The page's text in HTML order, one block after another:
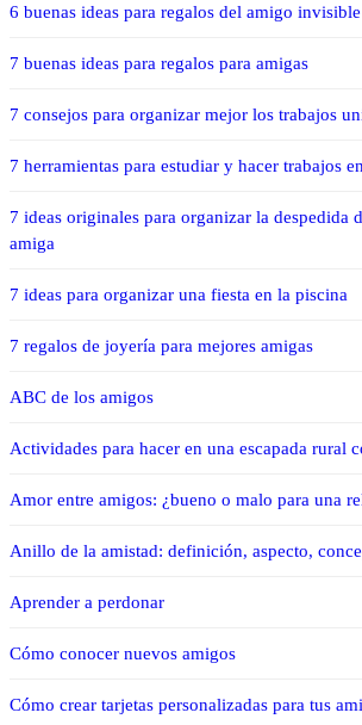
6 buenas ideas para regalos del amigo invisible
7 buenas ideas para regalos para amigas
7 consejos para organizar mejor los trabajos
7 herramientas para estudiar y hacer trabajos
7 ideas originales para organizar la despedida
amiga
7 ideas para organizar una fiesta en la piscina
7 regalos de joyería para mejores amigas
ABC de los amigos
Actividades para hacer en una escapada rural
Amor entre amigos: ¿bueno o malo para una
Anillo de la amistad: definición, aspecto,
Aprender a perdonar
Cómo conocer nuevos amigos
Cómo crear tarjetas personalizadas para tus